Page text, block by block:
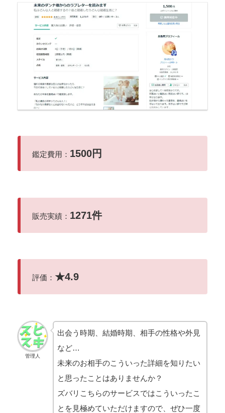
鑑定費用： 1500円
販売実績： 1271件
評価： ★4.9
管理人
出会う時期、結婚時期、相手の性格や外見
など…
未来のお相手のこういった詳細を知りたい
と思ったことはありませんか？
ズバリこちらのサービスではこういったこ
とを見極めていただけますので、ぜひ一度